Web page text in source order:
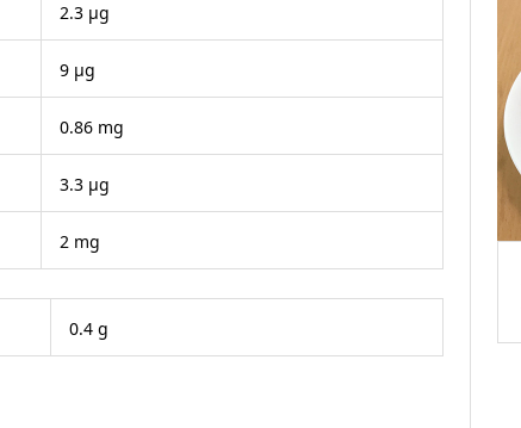
2.3 μg
9 μg
0.86 mg
3.3 μg
2 mg
0.4 g